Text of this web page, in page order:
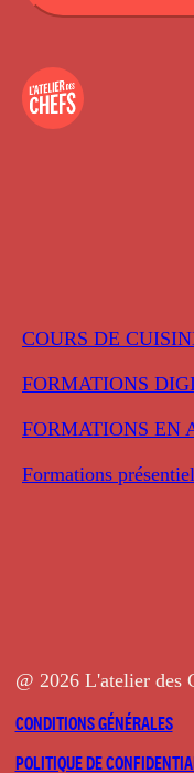
COURS DE
FORMATIONS
FORMATIONS EN
Formations
@ 2026 L'atelier des
CONDITIONS GÉNÉRALES
POLITIQUE DE